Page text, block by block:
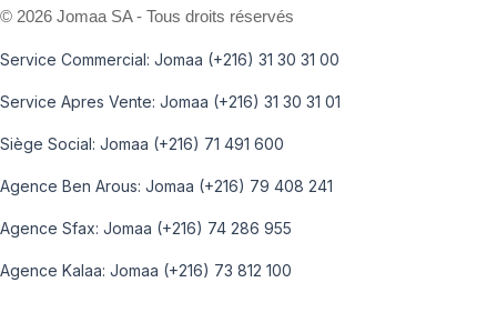
© 2026 Jomaa SA - Tous droits réservés
Service Commercial: Jomaa (+216) 31 30 31 00
Service Apres Vente: Jomaa (+216) 31 30 31 01
Siège Social: Jomaa (+216) 71 491 600
Agence Ben Arous: Jomaa (+216) 79 408 241
Agence Sfax: Jomaa (+216) 74 286 955
Agence Kalaa: Jomaa (+216) 73 812 100